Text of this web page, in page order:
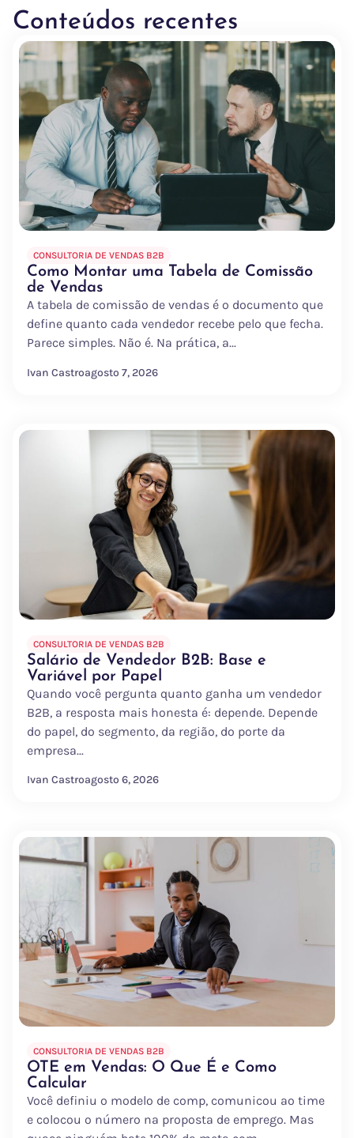
Conteúdos recentes
CONSULTORIA DE VENDAS B2B
Como Montar uma Tabela de Comissão
de Vendas
A tabela de comissão de vendas é o documento que
define quanto cada vendedor recebe pelo que fecha.
Parece simples. Não é. Na prática, a...
Ivan Castroagosto 7, 2026
CONSULTORIA DE VENDAS B2B
Salário de Vendedor B2B: Base e
Variável por Papel
Quando você pergunta quanto ganha um vendedor
B2B, a resposta mais honesta é: depende. Depende
do papel, do segmento, da região, do porte da
empresa...
Ivan Castroagosto 6, 2026
CONSULTORIA DE VENDAS B2B
OTE em Vendas: O Que É e Como
Calcular
Você definiu o modelo de comp, comunicou ao time
e colocou o número na proposta de emprego. Mas